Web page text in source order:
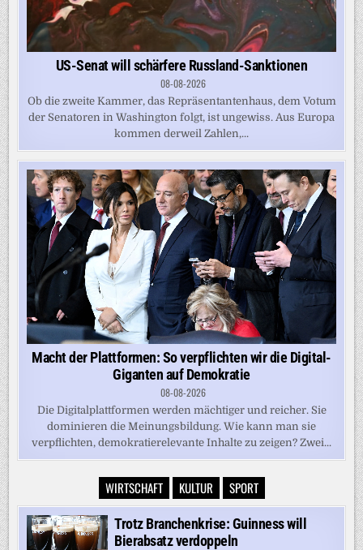
US-Senat will schärfere Russland-Sanktionen
08-08-2026
Ob die zweite Kammer, das Repräsentantenhaus, dem Votum
der Senatoren in Washington folgt, ist ungewiss. Aus Europa
kommen derweil Zahlen,...
Macht der Plattformen: So verpflichten wir die Digital-
Giganten auf Demokratie
08-08-2026
Die Digitalplattformen werden mächtiger und reicher. Sie
dominieren die Meinungsbildung. Wie kann man sie
verpflichten, demokratierelevante Inhalte zu zeigen? Zwei...
WIRTSCHAFT KULTUR SPORT
Trotz Branchenkrise: Guinness will
Bierabsatz verdoppeln